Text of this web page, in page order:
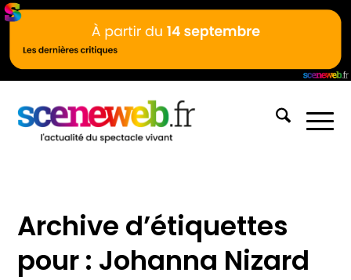
Archive d’étiquettes
pour : Johanna Nizard